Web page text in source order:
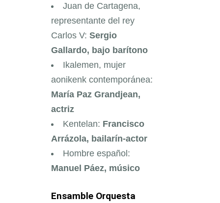
Juan de Cartagena,
representante del rey
Carlos V: Sergio
Gallardo, bajo barítono
Ikalemen, mujer
aonikenk contemporánea:
María Paz Grandjean,
actriz
Kentelan: Francisco
Arrázola, bailarín-actor
Hombre español:
Manuel Páez, músico
Ensamble Orquesta